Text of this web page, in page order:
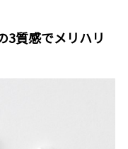
3質感でメリハリ